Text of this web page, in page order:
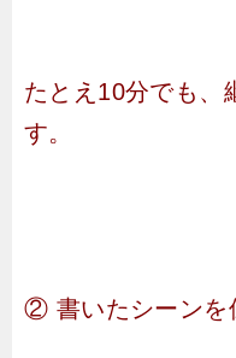
たとえ10分でも、
す。
② 書いたシーンを